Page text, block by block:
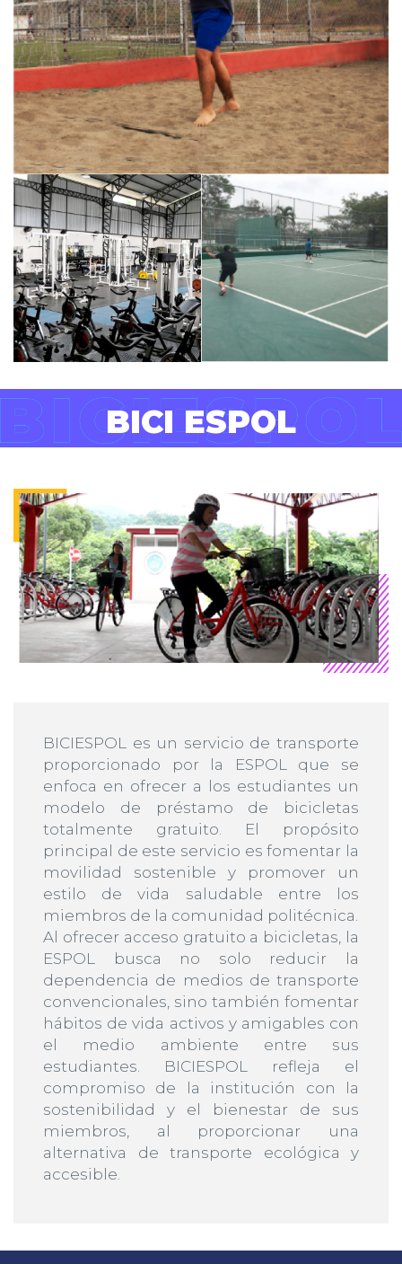
BICI ESPOL
BICIESPOL es un servicio de transporte
proporcionado por la ESPOL que se
enfoca en ofrecer a los estudiantes un
modelo de préstamo de bicicletas
totalmente gratuito. El propósito
principal de este servicio es fomentar la
movilidad sostenible y promover un
estilo de vida saludable entre los
miembros de la comunidad politécnica.
Al ofrecer acceso gratuito a bicicletas, la
ESPOL busca no solo reducir la
dependencia de medios de transporte
convencionales, sino también fomentar
hábitos de vida activos y amigables con
el medio ambiente entre sus
estudiantes. BICIESPOL refleja el
compromiso de la institución con la
sostenibilidad y el bienestar de sus
miembros, al proporcionar una
alternativa de transporte ecológica y
accesible.